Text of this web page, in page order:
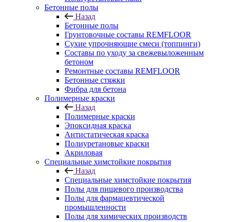
Бетонные полы
Назад
Бетонные полы
Грунтовочные составы REMFLOOR
Сухие упрочняющие смеси (топпинги)
Составы по уходу за свежевыложенным
бетоном
Ремонтные составы REMFLOOR
Бетонные стяжки
Фибра для бетона
Полимерные краски
Назад
Полимерные краски
Эпоксидная краска
Антистатическая краска
Полиуретановые краски
Акриловая
Специальные химстойкие покрытия
Назад
Специальные химстойкие покрытия
Полы для пищевого производства
Полы для фармацевтической
промышленности
Полы для химических производств